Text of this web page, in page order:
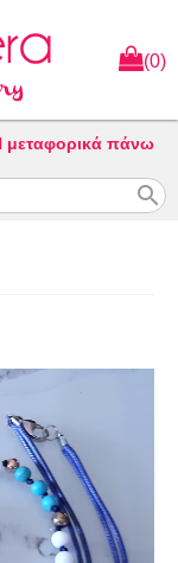
(0)
πάνω
search